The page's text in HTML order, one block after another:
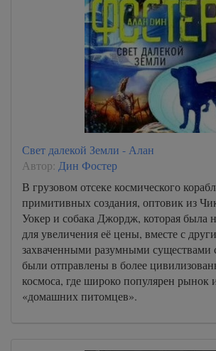
Свет далекой Земли - Алан
Автор: Дин Фостер
В грузовом отсеке космического
примитивных создания, оптовик из
Уокер и собака Джордж, которая была
для увеличения её цены, вместе с
захваченными разумными существами
были отправлены в более
космоса, где широко популярен рынок
«домашних питомцев».